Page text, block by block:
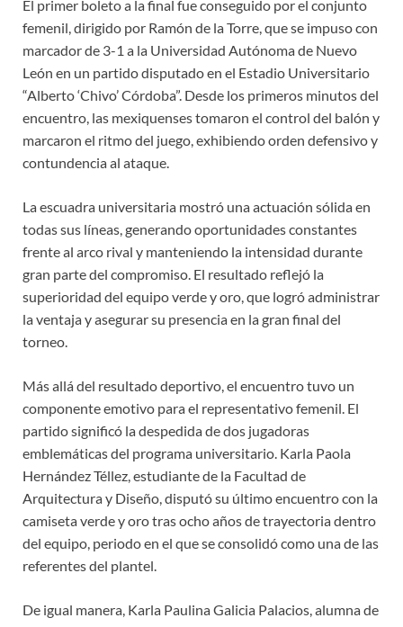
El primer boleto a la final fue conseguido por el conjunto
femenil, dirigido por Ramón de la Torre, que se impuso con
marcador de 3-1 a la Universidad Autónoma de Nuevo
León en un partido disputado en el Estadio Universitario
“Alberto ‘Chivo’ Córdoba”. Desde los primeros minutos del
encuentro, las mexiquenses tomaron el control del balón y
marcaron el ritmo del juego, exhibiendo orden defensivo y
contundencia al ataque.
La escuadra universitaria mostró una actuación sólida en
todas sus líneas, generando oportunidades constantes
frente al arco rival y manteniendo la intensidad durante
gran parte del compromiso. El resultado reflejó la
superioridad del equipo verde y oro, que logró administrar
la ventaja y asegurar su presencia en la gran final del
torneo.
Más allá del resultado deportivo, el encuentro tuvo un
componente emotivo para el representativo femenil. El
partido significó la despedida de dos jugadoras
emblemáticas del programa universitario. Karla Paola
Hernández Téllez, estudiante de la Facultad de
Arquitectura y Diseño, disputó su último encuentro con la
camiseta verde y oro tras ocho años de trayectoria dentro
del equipo, periodo en el que se consolidó como una de las
referentes del plantel.
De igual manera, Karla Paulina Galicia Palacios, alumna de